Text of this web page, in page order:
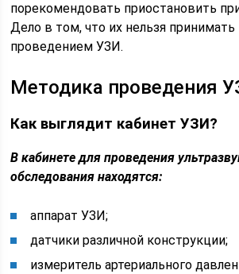
порекомендовать приостановить
Дело в том, что их нельзя принимать
проведением УЗИ.
Методика проведения
Как выглядит кабинет УЗИ?
В кабинете для проведения
обследования находятся:
аппарат УЗИ;
датчики различной конструкции;
измеритель артериального